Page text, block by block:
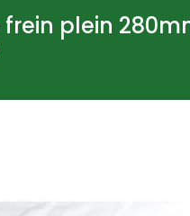
frein plein